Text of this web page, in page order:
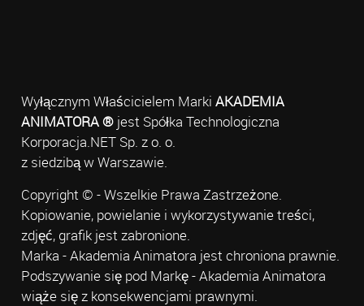
Wyłącznym Właścicielem Marki AKADEMIA
ANIMATORA ®jest Spółka Technologiczna
Korporacja.NET Sp. z o. o.
z siedzibą w Warszawie.
Copyright © - Wszelkie Prawa Zastrzeżone.
Kopiowanie, powielanie i wykorzystywanie treści,
zdjęć, grafik jest zabronione.
Marka - Akademia Animatora jest chroniona prawnie.
Podszywanie się pod Markę - Akademia Animatora
wiąże się z konsekwencjami prawnymi.